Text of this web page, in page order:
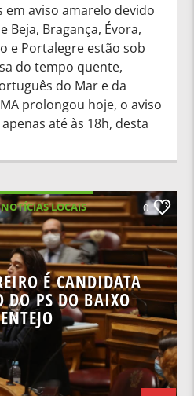
em aviso amarelo devido
Beja, Bragança, Évora,
e Portalegre estão sob
do tempo quente,
do Mar e da
prolongou hoje, o aviso
até às 18h, desta
NOTÍCIAS LOCAIS
0
É CANDIDATA
DO PS DO BAIXO